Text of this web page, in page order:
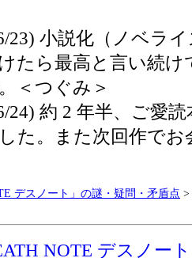
23) 小説化（ノベラ
たら最高と言い続
＜つぐみ＞
24) 約 2 年半、ご愛
た。また次回作で
デスノート」の謎・疑問・矛盾点 >
NOTE デスノー